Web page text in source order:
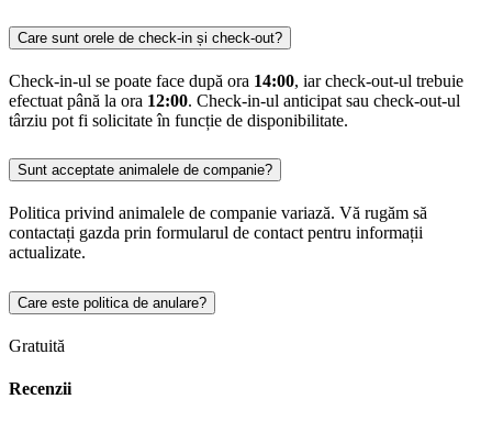
Care sunt orele de check-in și check-out?
Check-in-ul se poate face după ora 14:00, iar check-out-ul trebuie
efectuat până la ora 12:00. Check-in-ul anticipat sau check-out-ul
târziu pot fi solicitate în funcție de disponibilitate.
Sunt acceptate animalele de companie?
Politica privind animalele de companie variază. Vă rugăm să
contactați gazda prin formularul de contact pentru informații
actualizate.
Care este politica de anulare?
Gratuită
Recenzii